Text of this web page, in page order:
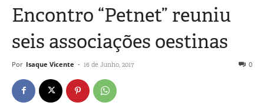
Encontro “Petnet” reuniu
seis associações oestinas
Por Isaque Vicente - 16 de Junho, 2017 0